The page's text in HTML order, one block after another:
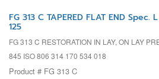
FG 313 C TAPERED FLAT END Spec.
125
FG 313 C RESTORATION IN LAY, ON LAY
845 ISO 806 314 170 534 018
Product # FG 313 C